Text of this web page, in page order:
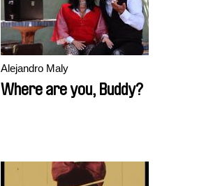
Alejandro Maly
Where are you, Buddy?